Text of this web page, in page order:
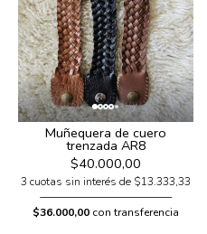
Muñequera de cuero
trenzada AR8
$40.000,00
3 cuotas sin interés de $13.333,33
$36.000,00 con transferencia